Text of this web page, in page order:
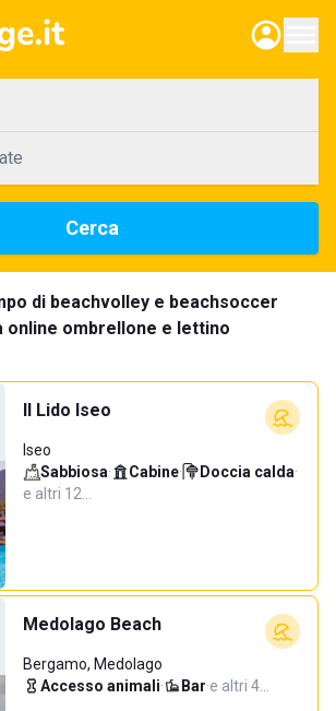
Cerca
di beachvolley e beachsoccer
online ombrellone e lettino
Il Lido Iseo
Iseo
Sabbiosa· Cabine· Doccia calda·
e altri 12…
Medolago Beach
Bergamo, Medolago
Accesso animali· Bar·e altri 4…